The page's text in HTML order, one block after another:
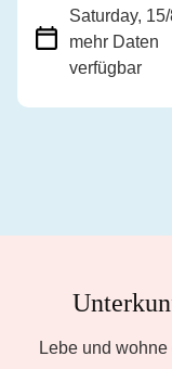
Saturday,
mehr Daten
verfügbar
Lebe und